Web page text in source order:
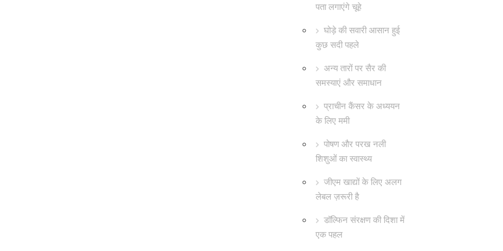
पता लगाएंगे चूहे
घोड़े की सवारी आसान हुई
कुछ सदी पहले
अन्य तारों पर सैर की
समस्याएं और समाधान
प्राचीन कैंसर के अध्ययन
के लिए ममी
पोषण और परख नली
शिशुओं का स्वास्थ्य
जीएम खाद्यों के लिए अलग
लेबल ज़रूरी है
डॉल्फिन संरक्षण की दिशा में
एक पहल